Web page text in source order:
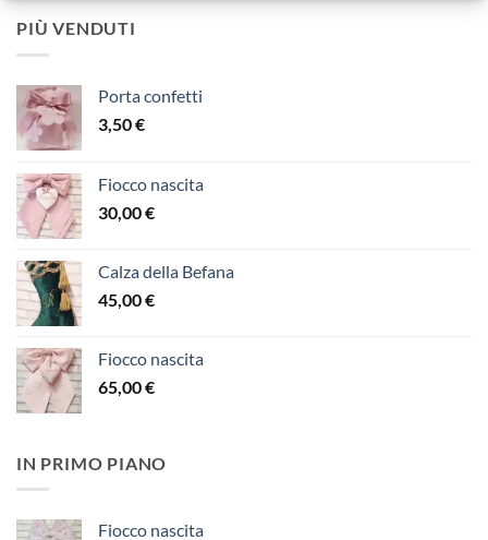
PIÙ VENDUTI
Porta confetti
3,50€
Fiocco nascita
30,00€
Calza della Befana
45,00€
Fiocco nascita
65,00€
IN PRIMO PIANO
Fiocco nascita